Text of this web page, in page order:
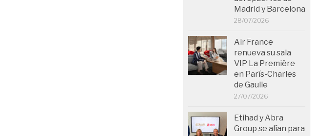
Madrid y Barcelona
28/07/2026
Air France
renueva su sala
VIP La Première
en París-Charles
de Gaulle
27/07/2026
Etihad y Abra
Group se alían para